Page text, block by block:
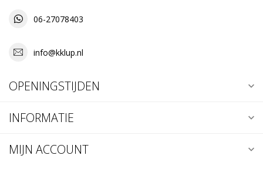
06-27078403
info@kklup.nl
OPENINGSTIJDEN
INFORMATIE
MIJN ACCOUNT